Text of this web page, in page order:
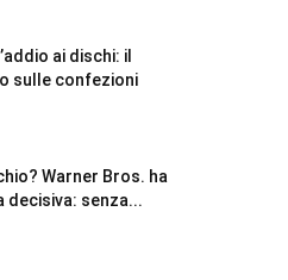
ai dischi: il
sulle confezioni
Warner Bros. ha
decisiva: senza...